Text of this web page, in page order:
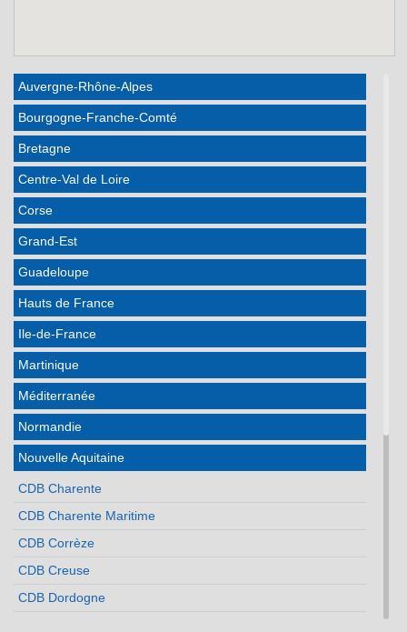
Auvergne-Rhône-Alpes
Bourgogne-Franche-Comté
Bretagne
Centre-Val de Loire
Corse
Grand-Est
Guadeloupe
Hauts de France
Ile-de-France
Martinique
Méditerranée
Normandie
Nouvelle Aquitaine
CDB Charente
CDB Charente Maritime
CDB Corrèze
CDB Creuse
CDB Dordogne